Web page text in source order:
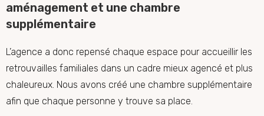
aménagement et une chambre
supplémentaire
L’agence a donc repensé chaque espace pour accueillir les
retrouvailles familiales dans un cadre mieux agencé et plus
chaleureux. Nous avons créé une chambre supplémentaire
afin que chaque personne y trouve sa place.